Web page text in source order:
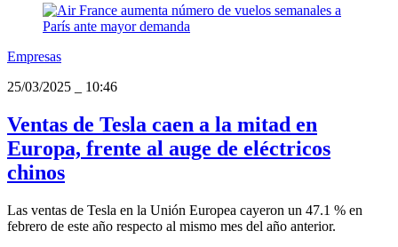
Empresas
25/03/2025
10:46
Ventas de Tesla caen a la mitad en
Europa, frente al auge de eléctricos
chinos
Las ventas de Tesla en la Unión Europea cayeron un 47.1 % en
febrero de este año respecto al mismo mes del año anterior.